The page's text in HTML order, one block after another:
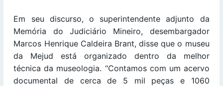
Em seu discurso, o superintendente adjunto da
Memória do Judiciário Mineiro, desembargador
Marcos Henrique Caldeira Brant, disse que o museu
da Mejud está organizado dentro da melhor
técnica da museologia. “Contamos com um acervo
documental de cerca de 5 mil peças e 1060